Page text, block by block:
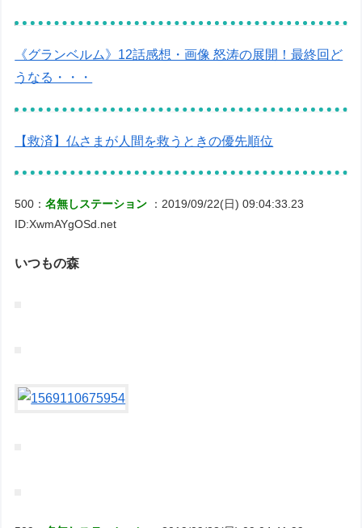
《グランベルム》12話感想・画像 怒涛の展開！最終回ど
うなる・・・
【救済】仏さまが人間を救うときの優先順位
500：名無しステーション
：2019/09/22(日) 09:04:33.23
ID:XwmAYgOSd.net
いつもの森